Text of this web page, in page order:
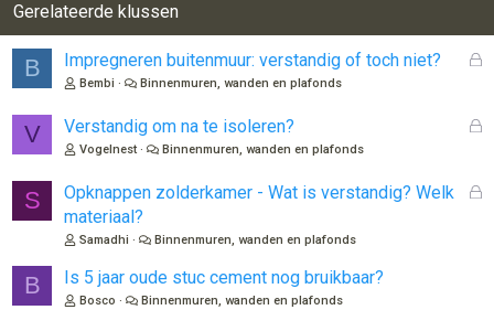
Gerelateerde klussen
B
G
n
Impregneren buitenmuur: verstandig of toch niet?
Bembi Binnenmuren, wanden en plafonds
V
G
Verstandig om na te isoleren?
Vogelnest Binnenmuren, wanden en plafonds
S
G
Opknappen zolderkamer - Wat is verstandig? Welk
materiaal?
Samadhi Binnenmuren, wanden en plafonds
B Is 5 jaar oude stuc cement nog bruikbaar?
Bosco Binnenmuren, wanden en plafonds